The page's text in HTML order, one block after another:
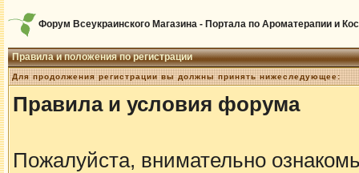
Форум Всеукраинского Магазина - Портала по Ароматерапии и
Правила и положения по регистрации
Для продолжения регистрации вы должны принять нижеследующее:
Правила и условия форума
Пожалуйста, внимательно